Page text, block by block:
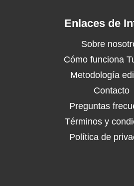
Enlaces de
Sobre
Cómo funciona
Metodología
Contacto
Preguntas
Términos y
Política de